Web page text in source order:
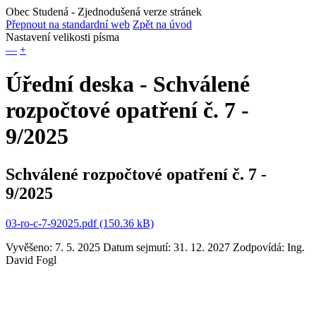
Obec Studená - Zjednodušená verze stránek
Přepnout na standardní web Zpět na úvod
Nastavení velikosti písma
— +
Úřední deska - Schválené
rozpočtové opatření č. 7 -
9/2025
Schválené rozpočtové opatření č. 7 -
9/2025
03-ro-c-7-92025.pdf (150.36 kB)
Vyvěšeno: 7. 5. 2025 Datum sejmutí: 31. 12. 2027 Zodpovídá: Ing.
David Fogl